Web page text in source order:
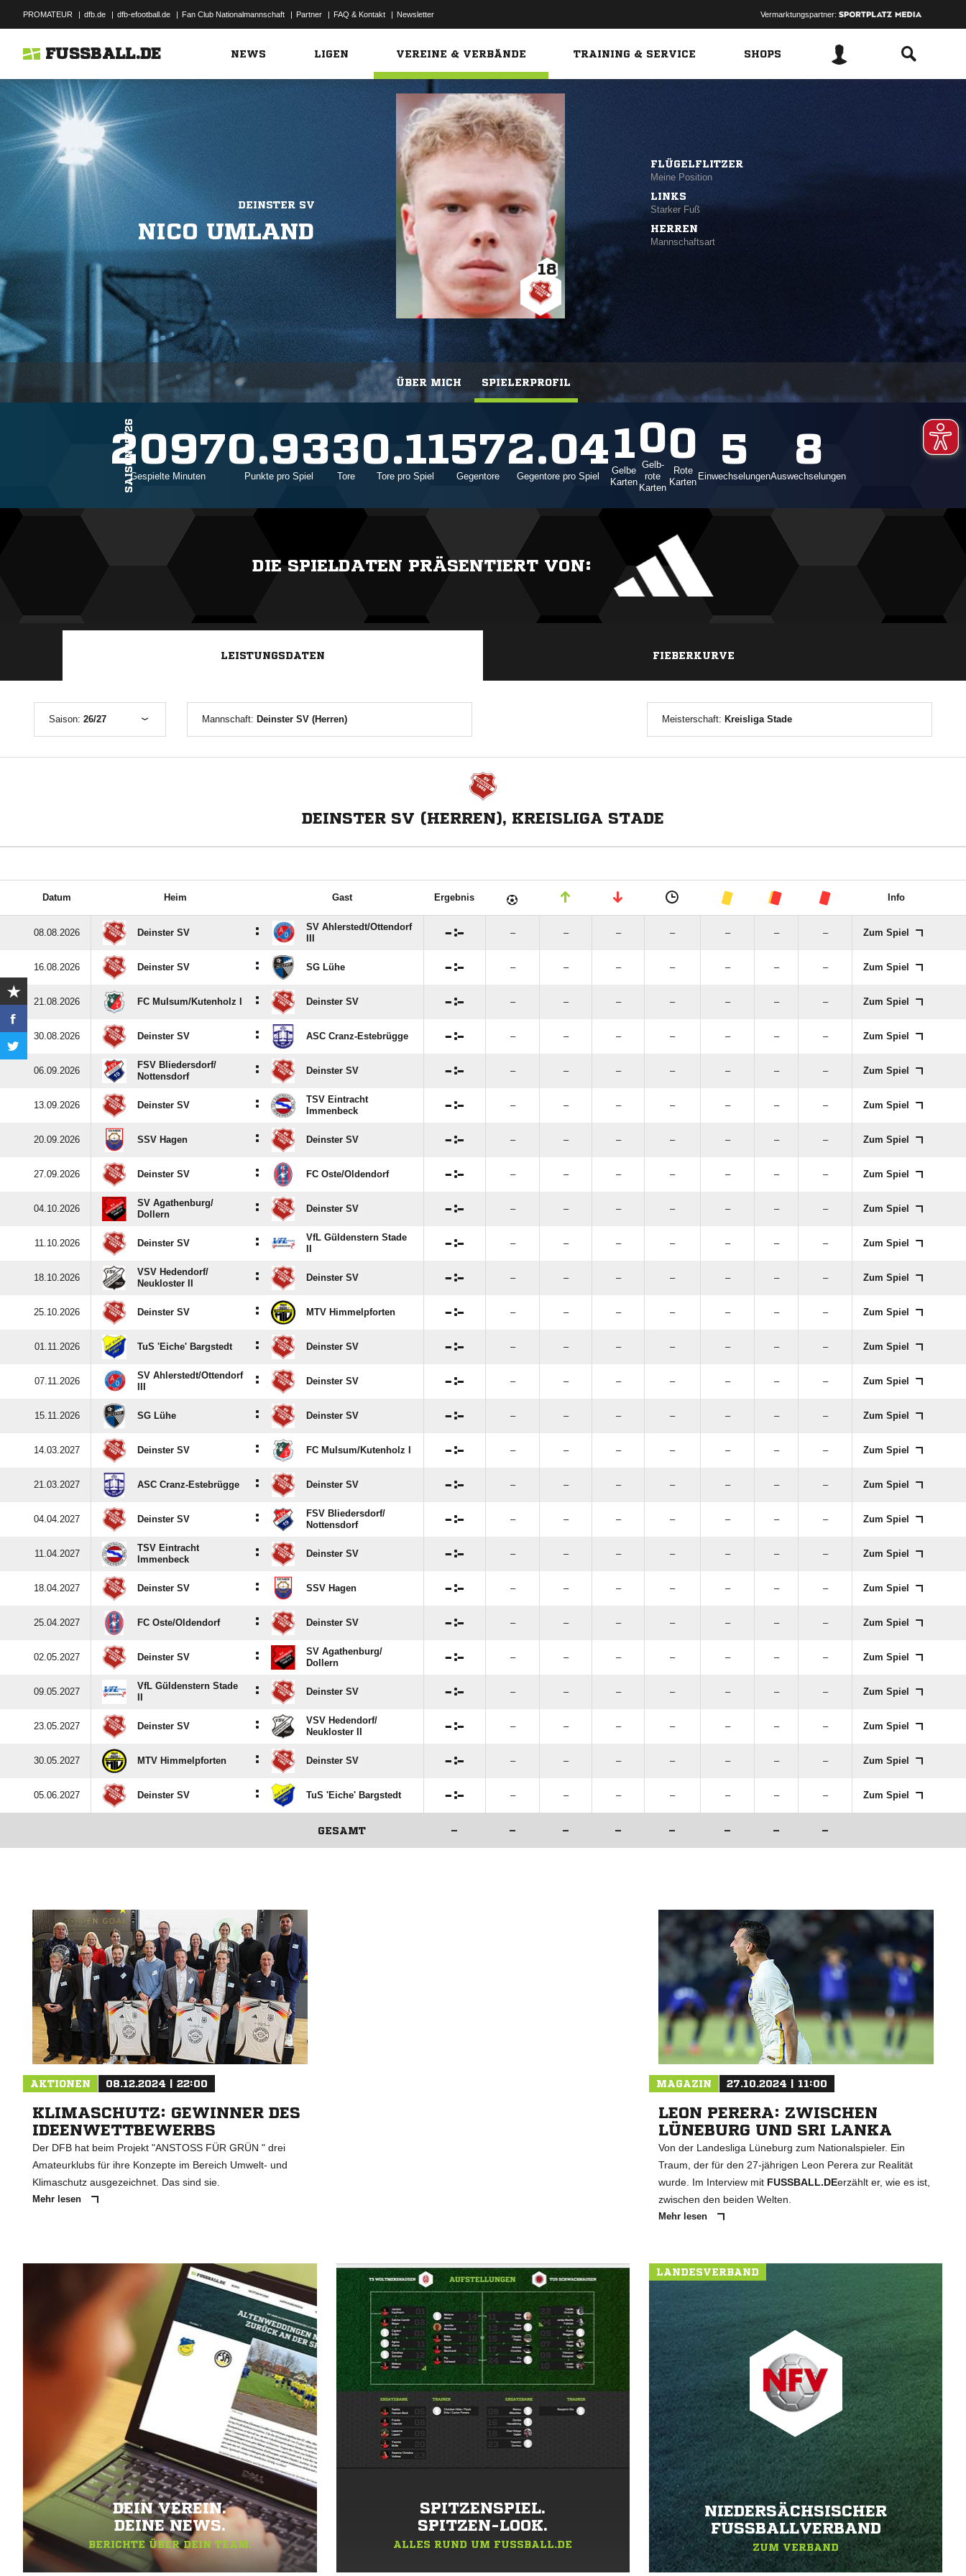
PROMATEUR | dfb.de | dfb-efootball.de | Fan Club Nationalmannschaft | Partner | FAQ & Kontakt | Newsletter Vermarktungspartner:
FUSSBALL.DE NEWS LIGEN VEREINE & VERBÄNDE TRAINING & SERVICE SHOPS
ÜBER MICH SPIELERPROFIL
DEINSTER SV
NICO UMLAND
18
FLÜGELFLITZER
Meine Position
LINKS
Starker Fuß
HERREN
Mannschaftsart
SAISON25/26
2097
Gespielte Minuten
0.93
Punkte pro Spiel
3
Tore
0.11
Tore pro Spiel
57
Gegentore
2.04
Gegentore pro Spiel
1
Gelbe
Karten
0
Gelb-
rote
Karten
0
Rote
Karten
5
Einwechselungen
8
Auswechselungen
DIE SPIELDATEN PRÄSENTIERT VON:
LEISTUNGSDATEN FIEBERKURVE
Saison: 26/27 Mannschaft: Deinster SV (Herren) Meisterschaft: Kreisliga Stade
DEINSTER SV (HERREN), KREISLIGA STADE
Datum Heim Gast Ergebnis Info
08.08.2026 Deinster SV :
SV Ahlerstedt/​Ottendorf
: – – – – – – – Zum Spiel
16.08.2026 Deinster SV : SG Lühe : – – – – – – – Zum Spiel
21.08.2026 FC Mulsum/​Kutenholz I : Deinster SV : – – – – – – – Zum Spiel
30.08.2026 Deinster SV : ASC Cranz-Estebrügge : – – – – – – – Zum Spiel
06.09.2026
FSV Bliedersdorf/​
Nottensdorf
: Deinster SV : – – – – – – – Zum Spiel
13.09.2026 Deinster SV :
TSV Eintracht
Immenbeck
: – – – – – – – Zum Spiel
20.09.2026 SSV Hagen : Deinster SV : – – – – – – – Zum Spiel
27.09.2026 Deinster SV : FC Oste/​Oldendorf : – – – – – – – Zum Spiel
04.10.2026
SV Agathenburg/​
Dollern
: Deinster SV : – – – – – – – Zum Spiel
11.10.2026 Deinster SV :
VfL Güldenstern Stade
: – – – – – – – Zum Spiel
18.10.2026
VSV Hedendorf/​
Neukloster II
: Deinster SV : – – – – – – – Zum Spiel
25.10.2026 Deinster SV : MTV Himmelpforten : – – – – – – – Zum Spiel
01.11.2026 TuS 'Eiche' Bargstedt : Deinster SV : – – – – – – – Zum Spiel
07.11.2026
SV Ahlerstedt/​Ottendorf
: Deinster SV : – – – – – – – Zum Spiel
15.11.2026 SG Lühe : Deinster SV : – – – – – – – Zum Spiel
14.03.2027 Deinster SV : FC Mulsum/​Kutenholz I : – – – – – – – Zum Spiel
21.03.2027 ASC Cranz-Estebrügge : Deinster SV : – – – – – – – Zum Spiel
04.04.2027 Deinster SV :
FSV Bliedersdorf/​
Nottensdorf
: – – – – – – – Zum Spiel
11.04.2027
TSV Eintracht
Immenbeck
: Deinster SV : – – – – – – – Zum Spiel
18.04.2027 Deinster SV : SSV Hagen : – – – – – – – Zum Spiel
25.04.2027 FC Oste/​Oldendorf : Deinster SV : – – – – – – – Zum Spiel
02.05.2027 Deinster SV :
SV Agathenburg/​
Dollern
: – – – – – – – Zum Spiel
09.05.2027
VfL Güldenstern Stade
: Deinster SV : – – – – – – – Zum Spiel
23.05.2027 Deinster SV :
VSV Hedendorf/​
Neukloster II
: – – – – – – – Zum Spiel
30.05.2027 MTV Himmelpforten : Deinster SV : – – – – – – – Zum Spiel
05.06.2027 Deinster SV : TuS 'Eiche' Bargstedt : – – – – – – – Zum Spiel
GESAMT – – – – – – – –
AKTIONEN 08.12.2024 | 22:00
KLIMASCHUTZ: GEWINNER DES
IDEENWETTBEWERBS
Der DFB hat beim Projekt "ANSTOSS FÜR GRÜN " drei
Amateurklubs für ihre Konzepte im Bereich Umwelt- und
Klimaschutz ausgezeichnet. Das sind sie.
Mehr lesen
MAGAZIN 27.10.2024 | 11:00
LEON PERERA: ZWISCHEN
LÜNEBURG UND SRI LANKA
Von der Landesliga Lüneburg zum Nationalspieler. Ein
Traum, der für den 27-jährigen Leon Perera zur Realität
wurde. Im Interview mit FUSSBALL.DEerzählt er, wie es ist,
zwischen den beiden Welten.
Mehr lesen
DEIN VEREIN.
DEINE NEWS.
BERICHTE ÜBER DEIN TEAM.
SPITZENSPIEL.
SPITZEN-LOOK.
ALLES RUND UM FUSSBALL.DE
LANDESVERBAND
NIEDERSÄCHSISCHER
FUSSBALLVERBAND
ZUM VERBAND